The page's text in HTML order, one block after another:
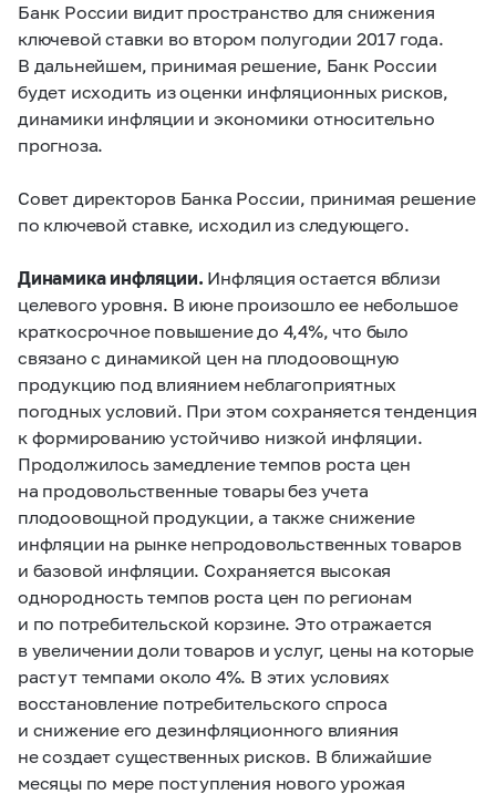
Банк России видит пространство для снижения
ключевой ставки во втором полугодии 2017 года.
В дальнейшем, принимая решение, Банк России
будет исходить из оценки инфляционных рисков,
динамики инфляции и экономики относительно
прогноза.
Совет директоров Банка России, принимая решение
по ключевой ставке, исходил из следующего.
Динамика инфляции. Инфляция остается вблизи
целевого уровня. В июне произошло ее небольшое
краткосрочное повышение до 4,4%, что было
связано с динамикой цен на плодоовощную
продукцию под влиянием неблагоприятных
погодных условий. При этом сохраняется тенденция
к формированию устойчиво низкой инфляции.
Продолжилось замедление темпов роста цен
на продовольственные товары без учета
плодоовощной продукции, а также снижение
инфляции на рынке непродовольственных товаров
и базовой инфляции. Сохраняется высокая
однородность темпов роста цен по регионам
и по потребительской корзине. Это отражается
в увеличении доли товаров и услуг, цены на которые
растут темпами около 4%. В этих условиях
восстановление потребительского спроса
и снижение его дезинфляционного влияния
не создает существенных рисков. В ближайшие
месяцы по мере поступления нового урожая